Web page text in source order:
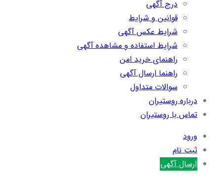
درج آگهی
قوانین و شرایط
شرایط عکس آگهی
شرایط استفاده و مشاهده آگهی
راهنمای خرید امن
راهنما ارسال آگهی
سوالات متداول
درباره روستیران
تماس با روستیران
ورود
ثبت نام
ارسال آگهی